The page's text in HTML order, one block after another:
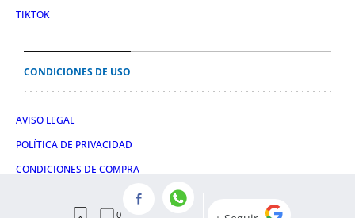
TIKTOK
CONDICIONES DE USO
AVISO LEGAL
POLÍTICA DE PRIVACIDAD
CONDICIONES DE COMPRA